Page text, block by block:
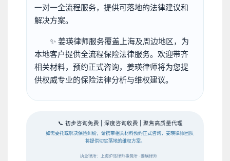
一对一全流程服务，提供可落地的法律建议和
解决方案。
✨ 姜瑛律师服务覆盖上海及周边地区，为
本地客户提供全流程保险法律服务。欢迎带齐
相关材料，预约正式咨询，姜瑛律师将为您提
供权威专业的保险法律分析与维权建议。
📞 初步咨询免费 | 深度咨询收费 | 聚焦高质量代理
如需委托或解决保险纠纷，请携带相关材料预约正式咨询，姜瑛律师团队
将提供切实落地的维权方案。
执业律所：上海沪派律师事务所 · 姜瑛律师